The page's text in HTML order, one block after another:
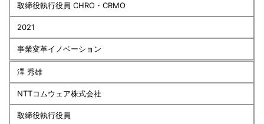
取締役執行役員 CHRO・CRMO
2021
事業変革イノベーション
澤 秀雄
NTTコムウェア株式会社
取締役執行役員